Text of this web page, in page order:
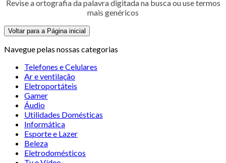
Revise a ortografia da palavra digitada na busca ou use termos
mais genéricos
Voltar para a Página inicial
Navegue pelas nossas categorias
Telefones e Celulares
Ar e ventilação
Eletroportáteis
Gamer
Áudio
Utilidades Domésticas
Informática
Esporte e Lazer
Beleza
Eletrodomésticos